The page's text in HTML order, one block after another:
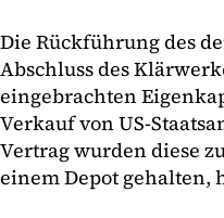
Die Rückführung des
Abschluss des
eingebrachten
Verkauf von US-
Vertrag wurden diese
einem Depot gehalten,